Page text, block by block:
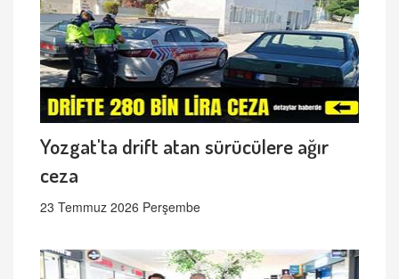
Yozgat'ta drift atan sürücülere ağır
ceza
23 Temmuz 2026 Perşembe